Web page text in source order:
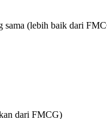
sama (lebih baik dari
dari FMCG)